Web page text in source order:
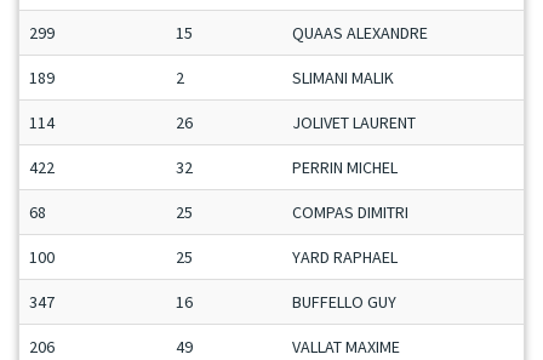
299 15 QUAAS ALEXANDRE
189 2 SLIMANI MALIK
114 26 JOLIVET LAURENT
422 32 PERRIN MICHEL
68 25 COMPAS DIMITRI
100 25 YARD RAPHAEL
347 16 BUFFELLO GUY
206 49 VALLAT MAXIME